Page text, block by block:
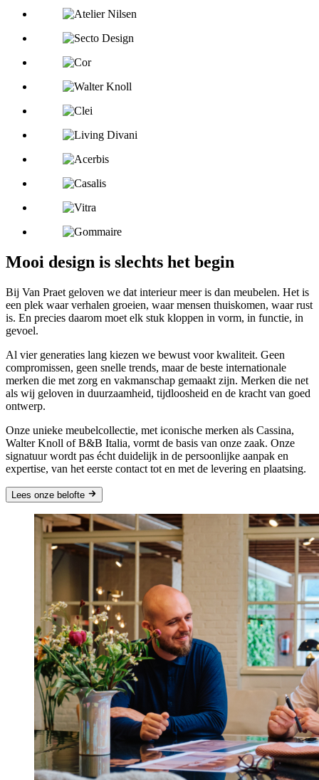
Mooi design is slechts het begin
Bij Van Praet geloven we dat interieur meer is dan meubelen. Het is
een plek waar verhalen groeien, waar mensen thuiskomen, waar rust
is. En precies daarom moet elk stuk kloppen in vorm, in functie, in
gevoel.
Al vier generaties lang kiezen we bewust voor kwaliteit. Geen
compromissen, geen snelle trends, maar de beste internationale
merken die met zorg en vakmanschap gemaakt zijn. Merken die net
als wij geloven in duurzaamheid, tijdloosheid en de kracht van goed
ontwerp.
Onze unieke meubelcollectie, met iconische merken als Cassina,
Walter Knoll of B&B Italia, vormt de basis van onze zaak. Onze
signatuur wordt pas écht duidelijk in de persoonlijke aanpak en
expertise, van het eerste contact tot en met de levering en plaatsing.
Lees onze belofte